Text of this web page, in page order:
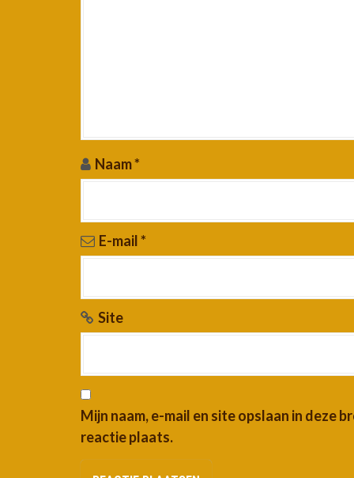
Naam*
E-mail*
Site
Mijn naam, e-mail en site opslaan in deze
reactie plaats.